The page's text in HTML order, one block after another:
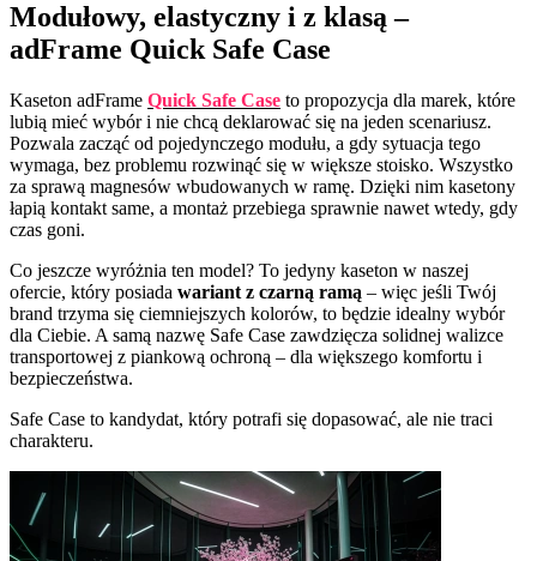
Modułowy, elastyczny i z klasą –
adFrame Quick Safe Case
Kaseton adFrame Quick Safe Case to propozycja dla marek, które
lubią mieć wybór i nie chcą deklarować się na jeden scenariusz.
Pozwala zacząć od pojedynczego modułu, a gdy sytuacja tego
wymaga, bez problemu rozwinąć się w większe stoisko. Wszystko
za sprawą magnesów wbudowanych w ramę. Dzięki nim kasetony
łapią kontakt same, a montaż przebiega sprawnie nawet wtedy, gdy
czas goni.
Co jeszcze wyróżnia ten model? To jedyny kaseton w naszej
ofercie, który posiada wariant z czarną ramą – więc jeśli Twój
brand trzyma się ciemniejszych kolorów, to będzie idealny wybór
dla Ciebie. A samą nazwę Safe Case zawdzięcza solidnej walizce
transportowej z piankową ochroną – dla większego komfortu i
bezpieczeństwa.
Safe Case to kandydat, który potrafi się dopasować, ale nie traci
charakteru.